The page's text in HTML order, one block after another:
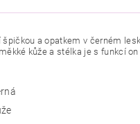
a opatkem v černém
kůže a stélka je s funkcí